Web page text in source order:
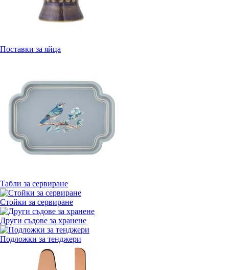
Поставки за яйца
Табли за сервиране
Стойки за сервиране
Други съдове за хранене
Подложки за тенджери